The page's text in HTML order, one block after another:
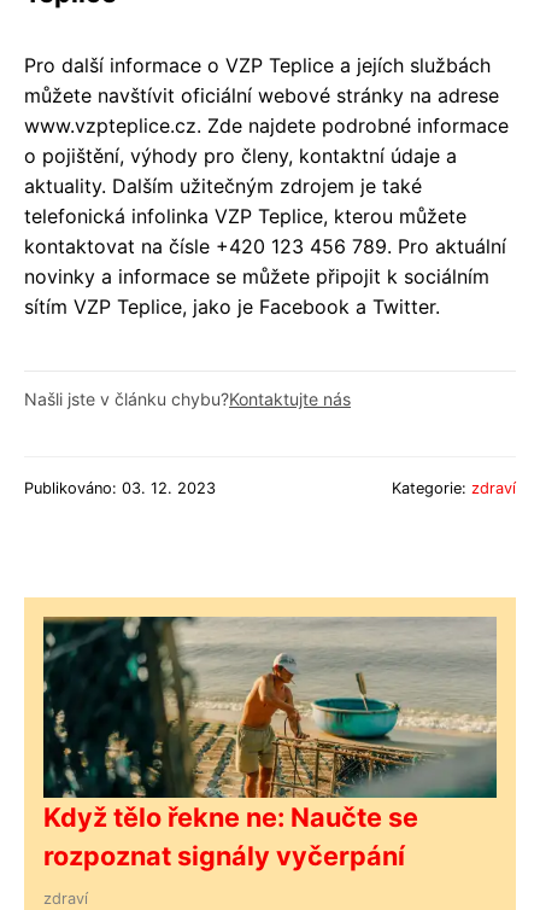
Pro další informace o VZP Teplice a jejích službách
můžete navštívit oficiální webové stránky na adrese
www.vzpteplice.cz. Zde najdete podrobné informace
o pojištění, výhody pro členy, kontaktní údaje a
aktuality. Dalším užitečným zdrojem je také
telefonická infolinka VZP Teplice, kterou můžete
kontaktovat na čísle +420 123 456 789. Pro aktuální
novinky a informace se můžete připojit k sociálním
sítím VZP Teplice, jako je Facebook a Twitter.
Našli jste v článku chybu?Kontaktujte nás
Publikováno: 03. 12. 2023 Kategorie: zdraví
Když tělo řekne ne: Naučte se
rozpoznat signály vyčerpání
zdraví